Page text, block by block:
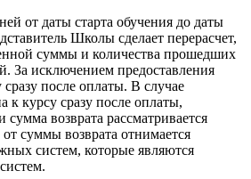
от даты старта обучения до даты
Школы сделает перерасчет,
суммы и количества прошедших
За исключением предоставления
сразу после оплаты. В случае
к курсу сразу после оплаты,
сумма возврата рассматривается
суммы возврата отнимается
систем, которые являются